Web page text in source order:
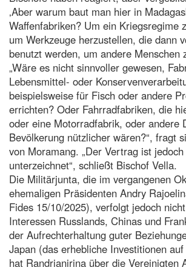
‚Aber warum baut man hier in
Waffenfabriken? Um ein Kriegsregime
um Werkzeuge herzustellen, die dann
benutzt werden, um andere Menschen
„Wäre es nicht sinnvoller gewesen,
Lebensmittel- oder
beispielsweise für Fisch oder andere
errichten? Oder Fahrradfabriken, die
oder eine Motorradfabrik, oder andere
Bevölkerung nützlicher wären?“, fragt
von Moramang. „Der Vertrag ist
unterzeichnet“, schließt Bischof Vella.
Die Militärjunta, die im vergangenen
ehemaligen Präsidenten Andry
Fides 15/10/2025), verfolgt jedoch
Interessen Russlands, Chinas und
der Aufrechterhaltung guter
Japan (das erhebliche Investitionen
hat Randrianirina über die Vereinigten